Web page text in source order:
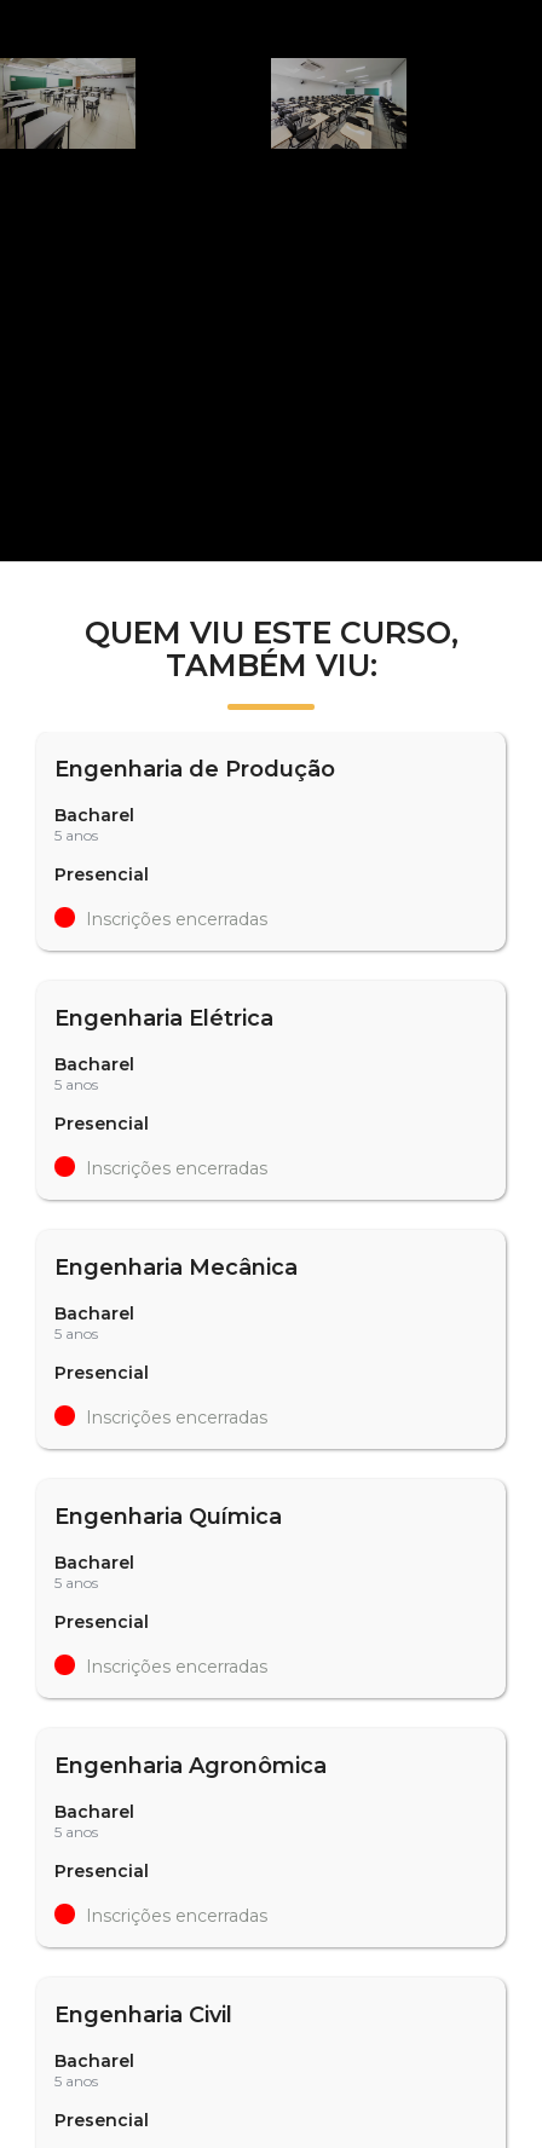
QUEM VIU ESTE CURSO,
TAMBÉM VIU:
Engenharia de Produção
Bacharel
5 anos
Presencial
Inscrições encerradas
Engenharia Elétrica
Bacharel
5 anos
Presencial
Inscrições encerradas
Engenharia Mecânica
Bacharel
5 anos
Presencial
Inscrições encerradas
Engenharia Química
Bacharel
5 anos
Presencial
Inscrições encerradas
Engenharia Agronômica
Bacharel
5 anos
Presencial
Inscrições encerradas
Engenharia Civil
Bacharel
5 anos
Presencial